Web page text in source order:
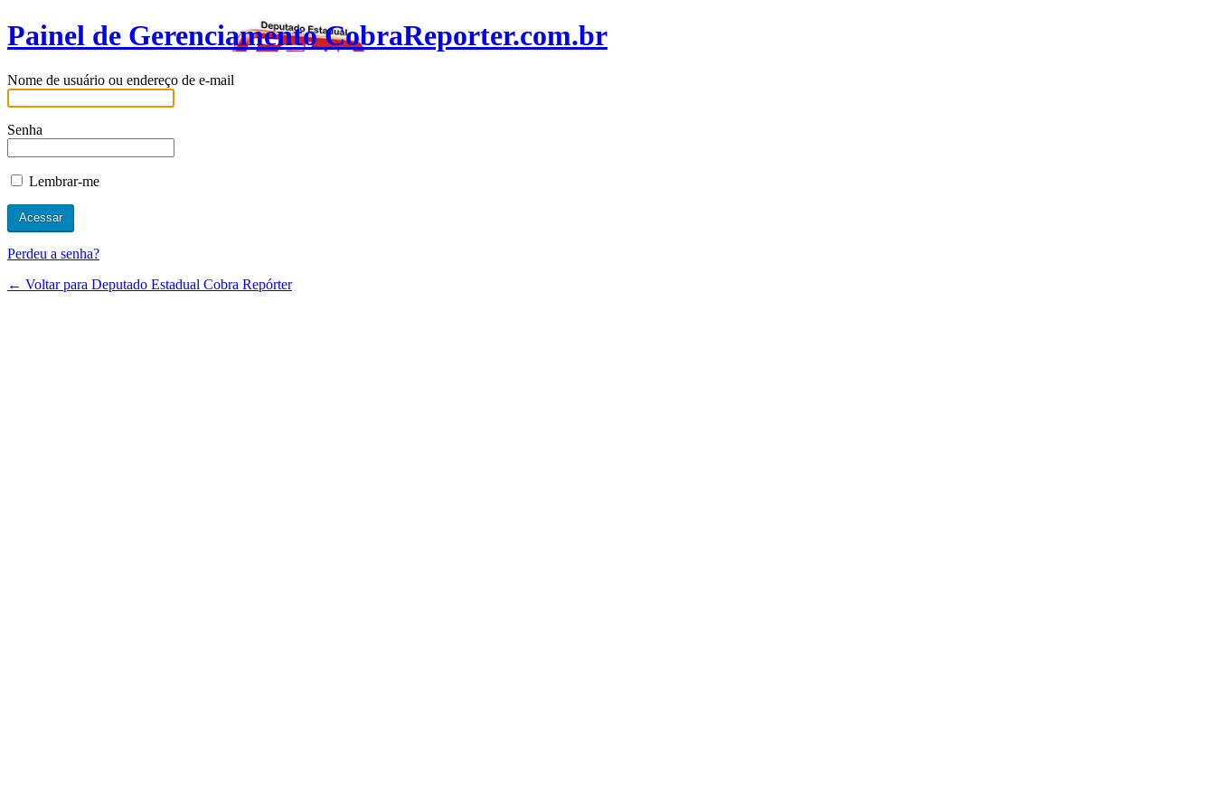
Painel de Gerenciamento CobraReporter.com.br
Nome de usuário ou endereço de e-mail
Senha
Lembrar-me
Perdeu a senha?
← Voltar para Deputado Estadual Cobra Repórter